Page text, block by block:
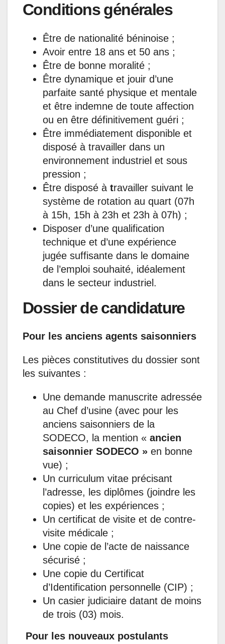
Conditions générales
Être de nationalité béninoise ;
Avoir entre 18 ans et 50 ans ;
Être de bonne moralité ;
Être dynamique et jouir d’une
parfaite santé physique et mentale
et être indemne de toute affection
ou en être définitivement guéri ;
Être immédiatement disponible et
disposé à travailler dans un
environnement industriel et sous
pression ;
Être disposé à travailler suivant le
système de rotation au quart (07h
à 15h, 15h à 23h et 23h à 07h) ;
Disposer d’une qualification
technique et d’une expérience
jugée suffisante dans le domaine
de l’emploi souhaité, idéalement
dans le secteur industriel.
Dossierde candidature
Pour les anciens agents saisonniers
Les pièces constitutives du dossier sont
les suivantes :
Une demande manuscrite adressée
au Chef d’usine (avec pour les
anciens saisonniers de la
SODECO, la mention « ancien
saisonnier SODECO » en bonne
vue) ;
Un curriculum vitae précisant
l’adresse, les diplômes (joindre les
copies) et les expériences ;
Un certificat de visite et de contre-
visite médicale ;
Une copie de l’acte de naissance
sécurisé ;
Une copie du Certificat
d’Identification personnelle (CIP) ;
Un casier judiciaire datant de moins
de trois (03) mois.
Pour les nouveaux postulants